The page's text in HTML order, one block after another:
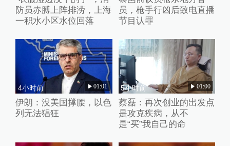
防员赤膊上阵排涝，上海
一积水小区水位回落
员，枪手行凶后致电直播
节目认罪
4小时前 01:01
伊朗：没美国撑腰，以色
列无法猖狂
5小时前 01:00
蔡磊：再次创业的出发点
是攻克疾病，从不
是“买”我自己的命